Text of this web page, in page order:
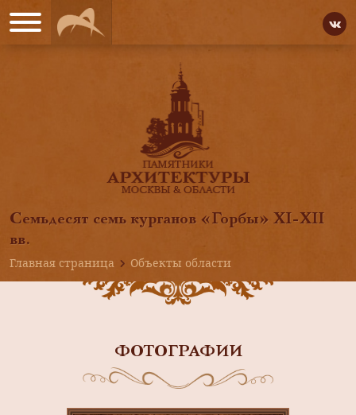
Семьдесят семь курганов «Горбы» ХI-ХII
вв.
Главная страница
Объекты области
ФОТОГРАФИИ